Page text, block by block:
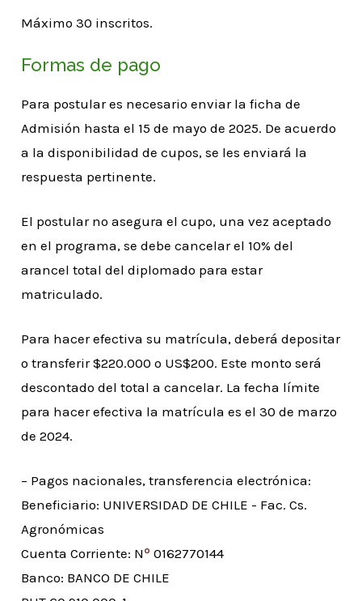
Máximo 30 inscritos.
Formas de pago
Para postular es necesario enviar la ficha de
Admisión hasta el 15 de mayo de 2025. De acuerdo
a la disponibilidad de cupos, se les enviará la
respuesta pertinente.
El postular no asegura el cupo, una vez aceptado
en el programa, se debe cancelar el 10% del
arancel total del diplomado para estar
matriculado.
Para hacer efectiva su matrícula, deberá depositar
o transferir $220.000 o US$200. Este monto será
descontado del total a cancelar. La fecha límite
para hacer efectiva la matrícula es el 30 de marzo
de 2024.
– Pagos nacionales, transferencia electrónica:
Beneficiario: UNIVERSIDAD DE CHILE - Fac. Cs.
Agronómicas
Cuenta Corriente: N º 0162770144
Banco: BANCO DE CHILE